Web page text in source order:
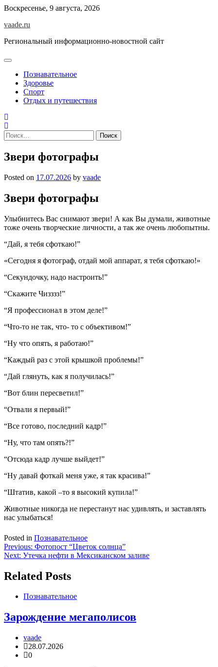
Skip
content
Воскресенье, 9 августа, 2026
vaade.ru
Региональный информационно-новостной сайт
Познавательное
Здоровье
Спорт
Отдых и путешествия
Найти:
Звери фотографы
Posted on 17.07.2026 by vaade
Звери фотографы
Улыбнитесь Вас снимают звери! А как Вы думали, животные
тоже очень творческие личности, а так же очень любопытны.
“Дай, я тебя сфоткаю!”
«Сегодня я фотограф, отдай мой аппарат, я тебя сфоткаю!»
“Секундочку, надо настроить!”
“Скажите Чизззз!”
“Я профессионал в этом деле!”
“Что-то не так, что- то с объективом!”
“Ну что опять, я работаю!”
“Каждый раз с этой крышкой проблемы!”
“Дай глянуть, как я получилась!”
“Вот блин пересветил!”
“Отвали я первый!”
“Все готово, последний кадр!”
“Ну, что там опять?!”
“Отсюда кадр лучше выйдет!”
“Ну давай фоткай меня уже, я так красива!”
“Штатив, какой –то я высокий купила!”
Животные никогда не перестанут нас удивлять, и заставлять
нас улыбаться!
Posted in Познавательное
Навигация
по
записям
Previous: Фотопост “Цветок солнца”
Next: Утечка нефти в Мексиканском заливе
Related Posts
Познавательное
Зарождение мегаполисов
vaade
28.07.2026
0